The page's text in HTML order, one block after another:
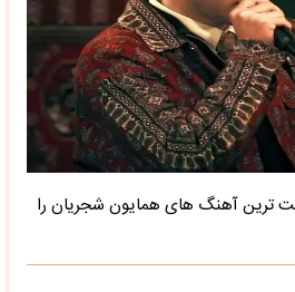
آهنگ های همایون شجریان را